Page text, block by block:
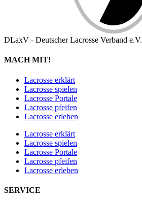
DLaxV - Deutscher Lacrosse Verband e.V.
MACH MIT!
Lacrosse erklärt
Lacrosse spielen
Lacrosse Portale
Lacrosse pfeifen
Lacrosse erleben
Lacrosse erklärt
Lacrosse spielen
Lacrosse Portale
Lacrosse pfeifen
Lacrosse erleben
SERVICE